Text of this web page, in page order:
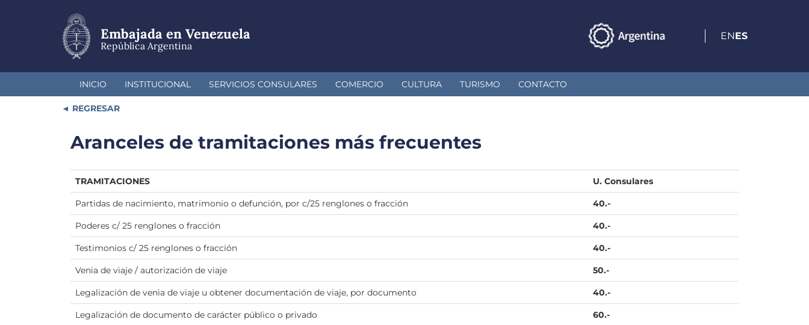
Embajada en Venezuela
República Argentina
ENES
INICIO INSTITUCIONAL SERVICIOS CONSULARES COMERCIO CULTURA TURISMO CONTACTO
REGRESAR
Aranceles de tramitaciones más frecuentes
TRAMITACIONES U. Consulares
Partidas de nacimiento, matrimonio o defunción, por c/25 renglones o fracción 40.-
Poderes c/ 25 renglones o fracción 40.-
Testimonios c/ 25 renglones o fracción 40.-
Venia de viaje / autorización de viaje 50.-
Legalización de venia de viaje u obtener documentación de viaje, por documento 40.-
Legalización de documento de carácter público o privado 60.-